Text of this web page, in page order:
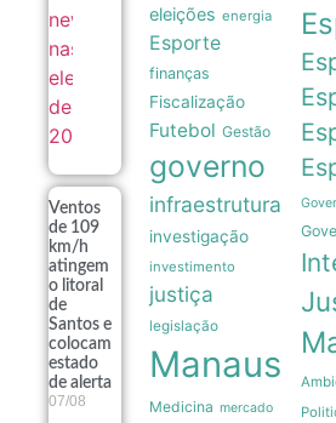
Ventos
de 109
km/h
atingem
o litoral
de
Santos e
colocam
estado
de alerta
07/08
eleições energia
Esporte
finanças
Fiscalização
Futebol Gestão
governo
infraestrutura
investigação
investimento
justiça
legislação
Manaus
Medicina mercado